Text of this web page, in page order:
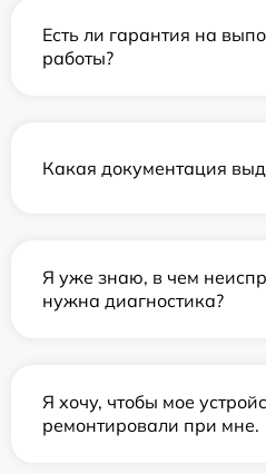
Есть ли гарантия на
работы?
Какая документация
Я уже знаю, в чем
нужна диагностика?
Я хочу, чтобы мое
ремонтировали при мне.